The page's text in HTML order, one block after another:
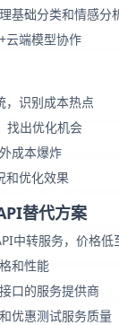
基础分类和情感分
云端模型协作
，识别成本热点
找出优化机会
成本爆炸
和优化效果
替代方案
中转服务，价格低
和性能
口的服务提供商
优惠测试服务质量